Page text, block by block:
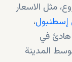
مثل الاسعار
إسطنبول،
في
المدينة